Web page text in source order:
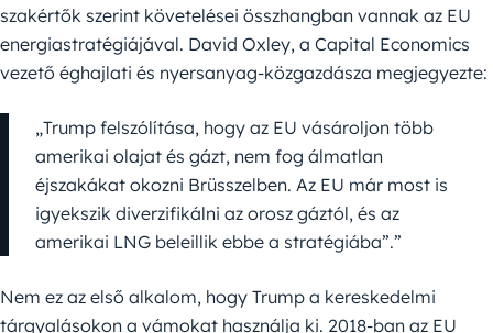
szakértők szerint követelései összhangban vannak az EU
energiastratégiájával. David Oxley, a Capital Economics
vezető éghajlati és nyersanyag-közgazdásza megjegyezte:
„Trump felszólítása, hogy az EU vásároljon több
amerikai olajat és gázt, nem fog álmatlan
éjszakákat okozni Brüsszelben. Az EU már most is
igyekszik diverzifikálni az orosz gáztól, és az
amerikai LNG beleillik ebbe a stratégiába”.”
Nem ez az első alkalom, hogy Trump a kereskedelmi
tárgyalásokon a vámokat használja ki. 2018-ban az EU